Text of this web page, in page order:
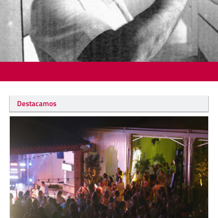
Destacamos